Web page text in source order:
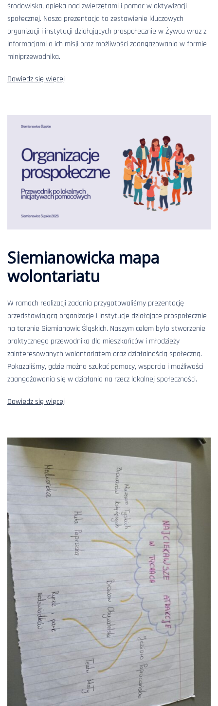
środowiska, opieka nad zwierzętami i pomoc w aktywizacji
społecznej. Nasza prezentacja to zestawienie kluczowych
organizacji i instytucji działających prospołecznie w Żywcu wraz z
informacjami o ich misji oraz możliwości zaangażowania w formie
miniprzewodnika.
Dowiedz się więcej
Siemianowicka mapa
wolontariatu
W ramach realizacji zadania przygotowaliśmy prezentację
przedstawiającą organizacje i instytucje działające prospołecznie
na terenie Siemianowic Śląskich. Naszym celem było stworzenie
praktycznego przewodnika dla mieszkańców i młodzieży
zainteresowanych wolontariatem oraz działalnością społeczną.
Pokazaliśmy, gdzie można szukać pomocy, wsparcia i możliwości
zaangażowania się w działania na rzecz lokalnej społeczności.
Dowiedz się więcej